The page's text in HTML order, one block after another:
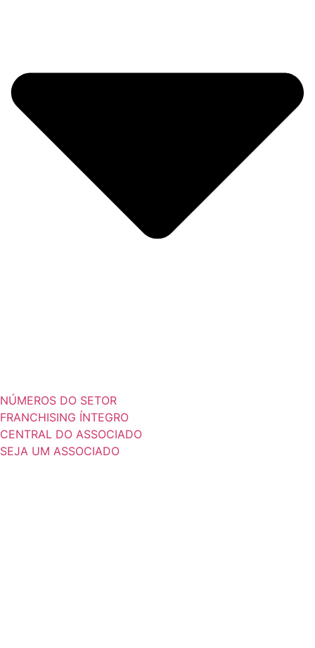
NÚMEROS DO SETOR
FRANCHISING ÍNTEGRO
CENTRAL DO ASSOCIADO
SEJA UM ASSOCIADO